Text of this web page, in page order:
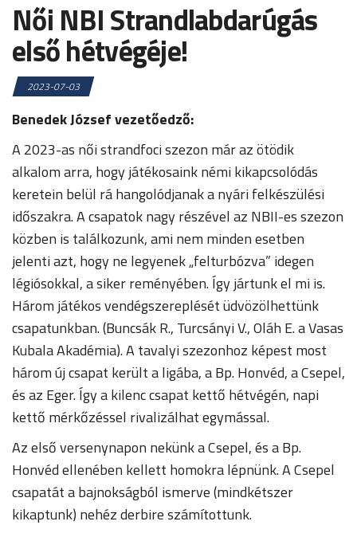
Női NBI Strandlabdarúgás
első hétvégéje!
2023-07-03
Benedek József vezetőedző:
A 2023-as női strandfoci szezon már az ötödik
alkalom arra, hogy játékosaink némi kikapcsolódás
keretein belül rá hangolódjanak a nyári felkészülési
időszakra. A csapatok nagy részével az NBII-es szezon
közben is találkozunk, ami nem minden esetben
jelenti azt, hogy ne legyenek „felturbózva” idegen
légiósokkal, a siker reményében. Így jártunk el mi is.
Három játékos vendégszereplését üdvözölhettünk
csapatunkban. (Buncsák R., Turcsányi V., Oláh E. a Vasas
Kubala Akadémia). A tavalyi szezonhoz képest most
három új csapat került a ligába, a Bp. Honvéd, a Csepel,
és az Eger. Így a kilenc csapat kettő hétvégén, napi
kettő mérkőzéssel rivalizálhat egymással.
Az első versenynapon nekünk a Csepel, és a Bp.
Honvéd ellenében kellett homokra lépnünk. A Csepel
csapatát a bajnokságból ismerve (mindkétszer
kikaptunk) nehéz derbire számítottunk.